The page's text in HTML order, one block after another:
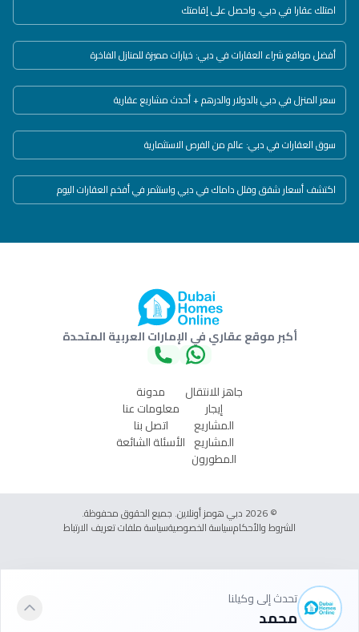
تحدث إلى وكيلنا
محمد
امتلك عقارا في دبي، واحصل على إقامتك
أفضل مواقع شراء العقارات في دبي: خيارات مميزة للمنازل الفاخرة
سعر المنزل في دبي بالدولار والدرهم + أحدث مشاريع عقارية
سوق العقارات في دبي: عالم من الفرص الاستثمارية
اكتشف أسعار شقق وفلل داماك في دبي واستثمر في أفخم العقارات اليوم
أكبر موقع عقاري في الإمارات العربية المتحدة
جاهز للانتقال
إيجار
المشاريع
المشاريع
المطورون
مدونة
معلومات عنا
اتصل بنا
الأسئلة الشائعة
© 2026 دبي هومز أونلاين. جميع الحقوق محفوظة.
الشروط والأحكامسياسة الخصوصيةسياسة ملفات تعريف الارتباط